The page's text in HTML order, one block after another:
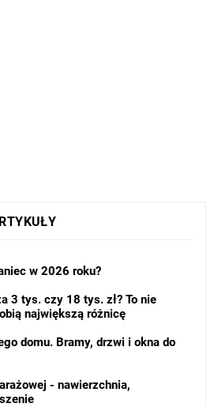
w 2026 roku?
3 tys. czy 18 tys. zł? To nie
największą różnicę
domu. Bramy, drzwi i okna do
- nawierzchnia,